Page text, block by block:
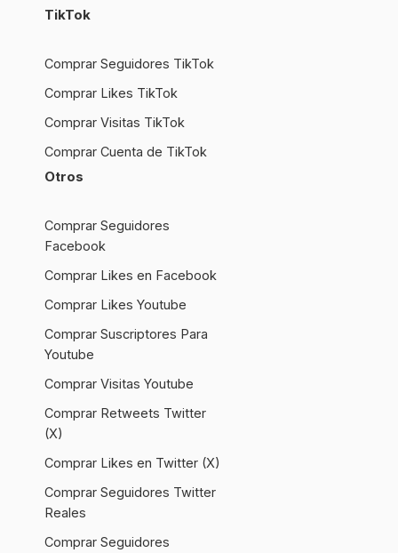
TikTok
Comprar Seguidores TikTok
Comprar Likes TikTok
Comprar Visitas TikTok
Comprar Cuenta de TikTok
Otros
Comprar Seguidores
Facebook
Comprar Likes en Facebook
Comprar Likes Youtube
Comprar Suscriptores Para
Youtube
Comprar Visitas Youtube
Comprar Retweets Twitter
(X)
Comprar Likes en Twitter (X)
Comprar Seguidores Twitter
Reales
Comprar Seguidores